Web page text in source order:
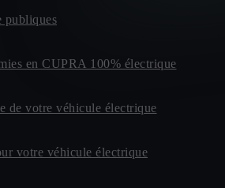
publiques
en CUPRA 100% électrique
de votre véhicule électrique
votre véhicule électrique